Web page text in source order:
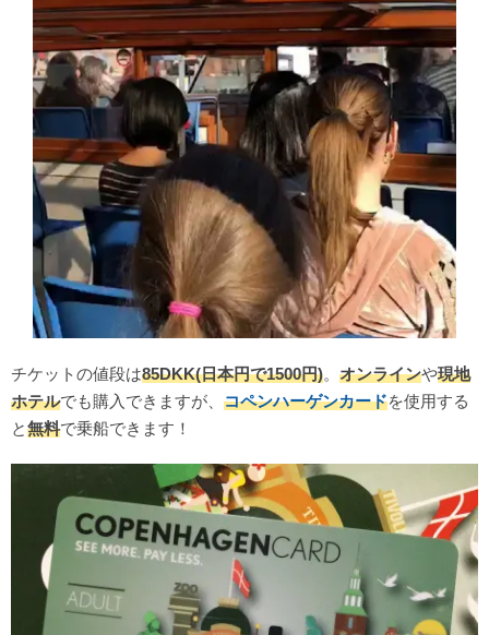
チケットの値段は85DKK(日本円で1500円)。 オンラインや現地
ホテルでも購入できますが、 コペンハーゲンカードを使用する
と無料で乗船できます！